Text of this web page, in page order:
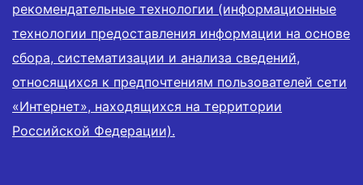
рекомендательные технологии (информационные
технологии предоставления информации на основе
сбора, систематизации и анализа сведений,
относящихся к предпочтениям пользователей сети
«Интернет», находящихся на территории
Российской Федерации).